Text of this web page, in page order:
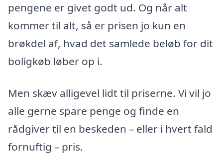
pengene er givet godt ud. Og når alt
kommer til alt, så er prisen jo kun en
brøkdel af, hvad det samlede beløb for dit
boligkøb løber op i.
Men skæv alligevel lidt til priserne. Vi vil jo
alle gerne spare penge og finde en
rådgiver til en beskeden – eller i hvert fald
fornuftig – pris.